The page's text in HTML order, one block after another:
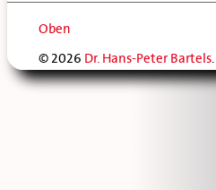
Oben
© 2026 Dr. Hans-Peter Bartels